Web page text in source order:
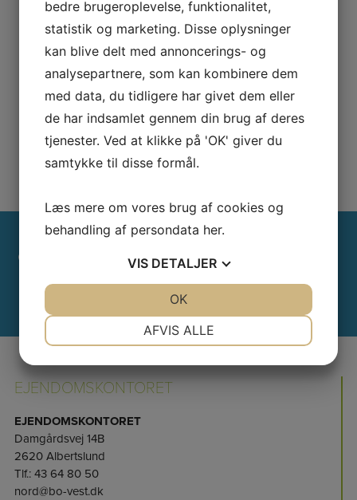
Møl, mus, myre, biller, sølvfisk og snegle
Møl, mus, myrer, sølvfisk, snegle, lus m.v. skal man selv klare.
Kontakt gerne ejendomskontoret for guidning.
Møl: Hvis de er i køkkenet, skal alle køkkenskabe ryddes og
rengøres. Alle madprodukter skal i lukkede plastikbøtter. Sprøjt
alle kanter og revner med insektgift, som kan købes i div.
byggemarkeder. Hvis de er i værelser med klædeskabe, skal alle
skabe i med tøj tømmes og vaskes. Sprøjt alle kanter og revner
med insektgift. Se denne guide om forebyggelse:
du for møl i tøjet
BRUG FOR AKUTHJÆLP UDEN
FOR ÅBNINGSTID?
EJENDOMSKONTORET
EJENDOMSKONTORET
Damgårdsvej 14B
2620 Albertslund
Tlf.: 43 64 80 50
nord@bo-vest.dk
bedre brugeroplevelse, funktionalitet,
statistik og marketing. Disse oplysninger
kan blive delt med annoncerings- og
analysepartnere, som kan kombinere dem
med data, du tidligere har givet dem eller
de har indsamlet gennem din brug af deres
tjenester. Ved at klikke på 'OK' giver du
samtykke til disse formål.
Læs mere om vores brug af cookies og
behandling af persondata her.
VIS DETALJER
AFVIS ALLE
OK